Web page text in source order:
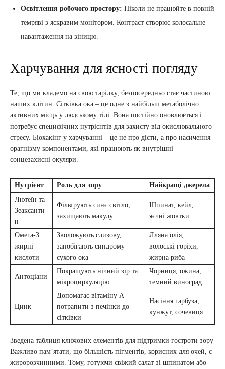
Освітлення робочого простору: Ніколи не працюйте в повній
темряві з яскравим монітором. Контраст створює колосальне
навантаження на зіницю.
Харчування для ясності погляду
Те, що ми кладемо на свою тарілку, безпосередньо стає частиною
наших клітин. Сітківка ока – це одне з найбільш метаболічно
активних місць у людському тілі. Вона постійно оновлюється і
потребує специфічних нутрієнтів для захисту від окислювального
стресу. Біохакінг у харчуванні – це не про дієти, а про насичення
орагнізму компонентами, які працюють як внутрішні
сонцезахисні окуляри.
Нутрієнт Роль для зору
Найкращі джерела
Лютеїн та
Зеаксанти
н
Фільтрують синє світло,
захищають макулу
Шпинат, кейл,
яєчні жовтки
Омега-3
жирні
кислоти
Зволожують слизову,
запобігають синдрому
сухого ока
Лляна олія,
волоські горіхи,
жирна риба
Антоціани
Покращують нічний зір та
мікроциркуляцію
Чорниця, ожина,
темний виноград
Цинк
Допомагає вітаміну А
потрапити з печінки до
сітківки
Насіння гарбуза,
кунжут, сочевиця
Зведена таблиця ключових елементів для підтримки гостроти зору
Важливо пам’ятати, що більшість пігментів, корисних для очей, є
жиророзчинними. Тому, готуючи свіжий салат зі шпинатом або